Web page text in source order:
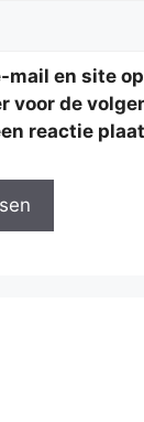
mail en site
voor de
reactie